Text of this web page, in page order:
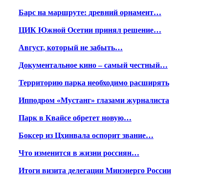
Барс на маршруте: древний орнамент…
ЦИК Южной Осетии принял решение…
Август, который не забыть…
Документальное кино – самый честный…
Территорию парка необходимо расширять
Ипподром «Мустанг» глазами журналиста
Парк в Квайсе обретет новую…
Боксер из Цхинвала оспорит звание…
Что изменится в жизни россиян…
Итоги визита делегации Минэнерго России